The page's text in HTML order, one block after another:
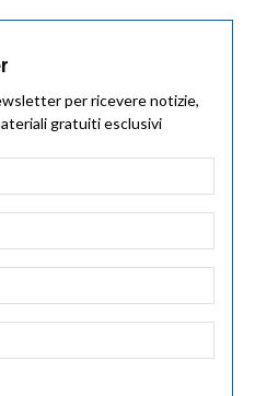
per ricevere notizie,
gratuiti esclusivi